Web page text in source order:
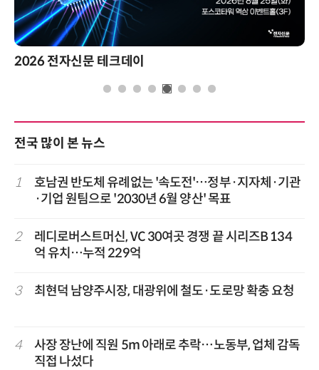
2026 전자신문 테크데이
전국 많이 본 뉴스
1
호남권 반도체 유례없는 '속도전'…정부·지자체·기관
·기업 원팀으로 '2030년 6월 양산' 목표
2
레디로버스트머신, VC 30여곳 경쟁 끝 시리즈B 134
억 유치…누적 229억
3 최현덕 남양주시장, 대광위에 철도·도로망 확충 요청
4
사장 장난에 직원 5m 아래로 추락…노동부, 업체 감독
직접 나섰다